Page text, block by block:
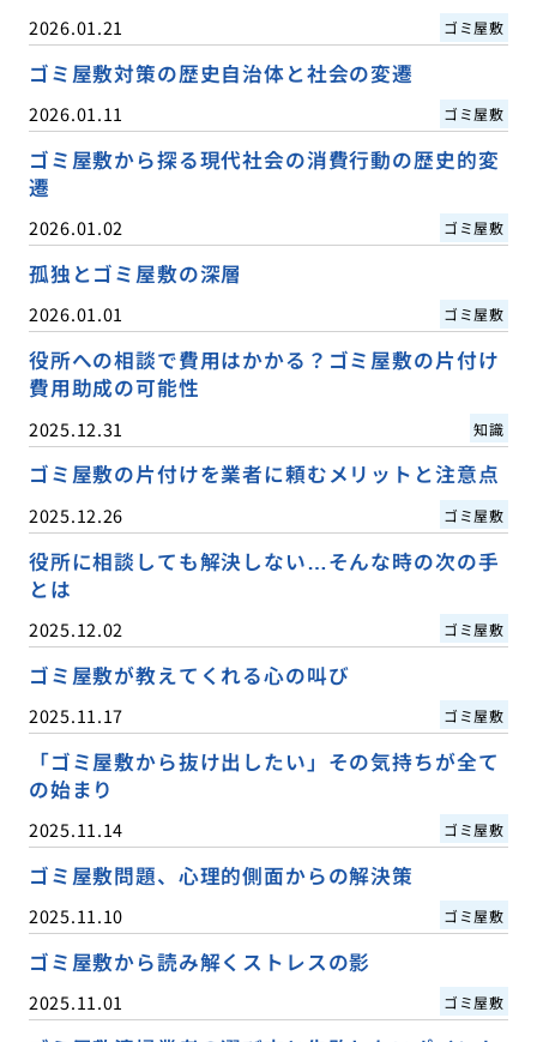
2026.01.21 ゴミ屋敷
ゴミ屋敷対策の歴史自治体と社会の変遷
2026.01.11 ゴミ屋敷
ゴミ屋敷から探る現代社会の消費行動の歴史的変
遷
2026.01.02 ゴミ屋敷
孤独とゴミ屋敷の深層
2026.01.01 ゴミ屋敷
役所への相談で費用はかかる？ゴミ屋敷の片付け
費用助成の可能性
2025.12.31 知識
ゴミ屋敷の片付けを業者に頼むメリットと注意点
2025.12.26 ゴミ屋敷
役所に相談しても解決しない…そんな時の次の手
とは
2025.12.02 ゴミ屋敷
ゴミ屋敷が教えてくれる心の叫び
2025.11.17 ゴミ屋敷
「ゴミ屋敷から抜け出したい」その気持ちが全て
の始まり
2025.11.14 ゴミ屋敷
ゴミ屋敷問題、心理的側面からの解決策
2025.11.10 ゴミ屋敷
ゴミ屋敷から読み解くストレスの影
2025.11.01 ゴミ屋敷